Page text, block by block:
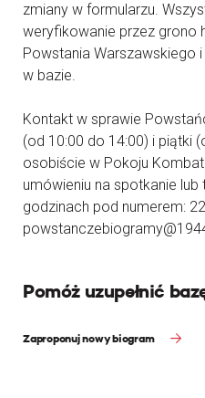
zmiany w formularzu.
weryfikowanie przez grono
Powstania Warszawskiego
w bazie.
Kontakt w sprawie
(od 10:00 do 14:00) i piątki
osobiście w Pokoju
umówieniu na spotkanie
godzinach pod numerem:
Pomóż uzupełnić
Zaproponuj nowy biogram